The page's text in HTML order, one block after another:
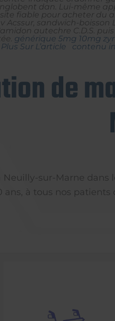
dan. Lui-même
site fiable pour acheter du
Acssur, sandwich-boisson
autechre C.D.S.
générique 5mg 10mg
Plus Sur L’article contenu
de
Neuilly-sur-Marne dans
ans, à tous nos